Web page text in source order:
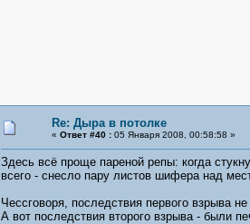
Re: Дыра в потолке
« Ответ #40 : 05 Января 2008, 00:58:58 »
Здесь всё проще пареной репы: когда
всего - снесло пару листов шифера над
Чессговоря, последствия первого взрыва
А вот последствия второго взрыва - были